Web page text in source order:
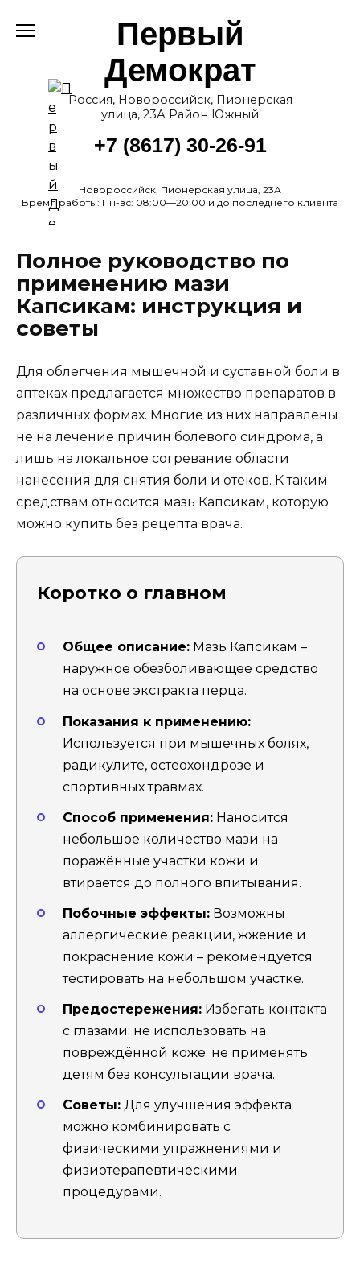
Первый
Демократ
Россия, Новороссийск, Пионерская
улица, 23А Район Южный
+7 (8617) 30-26-91
Новороссийск, Пионерская улица, 23А
Время работы: Пн-вс: 08:00—20:00 и до последнего клиента
Полное руководство по
применению мази
Капсикам: инструкция и
советы
Для облегчения мышечной и суставной боли в
аптеках предлагается множество препаратов в
различных формах. Многие из них направлены
не на лечение причин болевого синдрома, а
лишь на локальное согревание области
нанесения для снятия боли и отеков. К таким
средствам относится мазь Капсикам, которую
можно купить без рецепта врача.
Коротко о главном
Общее описание: Мазь Капсикам –
наружное обезболивающее средство
на основе экстракта перца.
Показания к применению:
Используется при мышечных болях,
радикулите, остеохондрозе и
спортивных травмах.
Способ применения: Наносится
небольшое количество мази на
поражённые участки кожи и
втирается до полного впитывания.
Побочные эффекты: Возможны
аллергические реакции, жжение и
покраснение кожи – рекомендуется
тестировать на небольшом участке.
Предостережения: Избегать контакта
с глазами; не использовать на
повреждённой коже; не применять
детям без консультации врача.
Советы: Для улучшения эффекта
можно комбинировать с
физическими упражнениями и
физиотерапевтическими
процедурами.